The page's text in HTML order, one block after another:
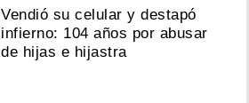
Vendió su celular y destapó
infierno: 104 años por abusar
de hijas e hijastra